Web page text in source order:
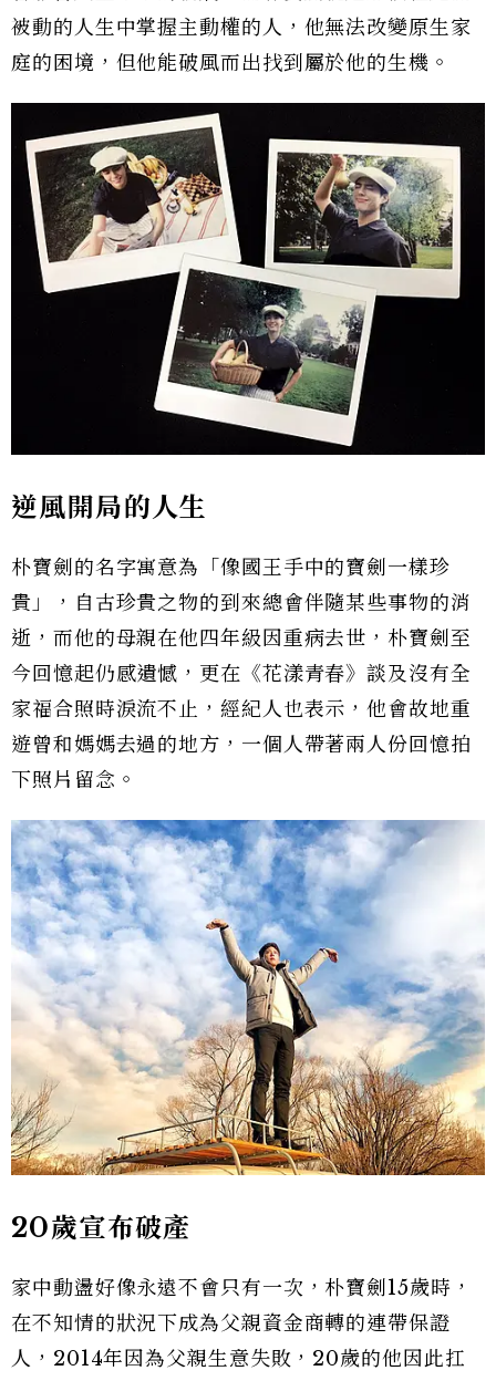
被動的人生中掌握主動權的人，他無法改變原生家
庭的困境，但他能破風而出找到屬於他的生機。
逆風開局的人生
朴寶劍的名字寓意為「像國王手中的寶劍一樣珍
貴」，自古珍貴之物的到來總會伴隨某些事物的消
逝，而他的母親在他四年級因重病去世，朴寶劍至
今回憶起仍感遺憾，更在《花漾青春》談及沒有全
家福合照時淚流不止，經紀人也表示，他會故地重
遊曾和媽媽去過的地方，一個人帶著兩人份回憶拍
下照片留念。
20歲宣布破產
家中動盪好像永遠不會只有一次，朴寶劍15歲時，
在不知情的狀況下成為父親資金商轉的連帶保證
人，2014年因為父親生意失敗，20歲的他因此扛